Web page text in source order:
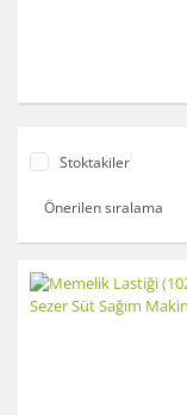
Stoktakiler